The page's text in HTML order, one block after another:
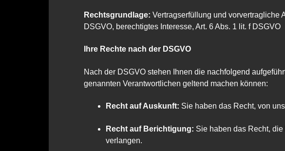
Rechtsgrundlage: Vertragserfüllung und vorvertragliche
DSGVO, berechtigtes Interesse, Art. 6 Abs. 1 lit. f DSGVO
Ihre Rechte nach der DSGVO
Nach der DSGVO stehen Ihnen die nachfolgend
genannten Verantwortlichen geltend machen können:
Recht auf Auskunft: Sie haben das Recht, von
Recht auf Berichtigung: Sie haben das Recht,
verlangen.